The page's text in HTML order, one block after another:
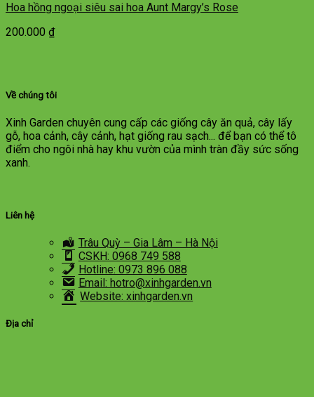
Hoa hồng ngoại siêu sai hoa Aunt Margy’s Rose
200.000 ₫
Về chúng tôi
Xinh Garden chuyên cung cấp các giống cây ăn quả, cây lấy
gỗ, hoa cảnh, cây cảnh, hạt giống rau sạch... để bạn có thể tô
điểm cho ngôi nhà hay khu vườn của mình tràn đầy sức sống
xanh.
Liên hệ
Trâu Quỳ – Gia Lâm – Hà Nội
CSKH: 0968 749 588
Hotline: 0973 896 088
Email: hotro@xinhgarden.vn
Website: xinhgarden.vn
Địa chỉ